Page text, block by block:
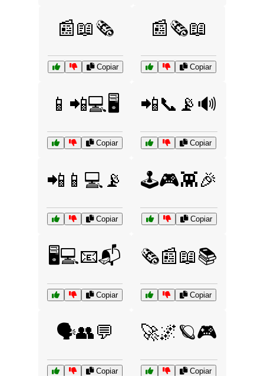
📰📖🗞️
Copiar
📰🗞️📖
Copiar
📱📲💻🖥️
Copiar
📲📞📡🔊
Copiar
📲📱💻📡
Copiar
🕹️🎮👾🎉
Copiar
🖥️💻📧📬
Copiar
🗞️📰📖📚
Copiar
🗣️👥💬
Copiar
🚀🌌🪐🎮
Copiar